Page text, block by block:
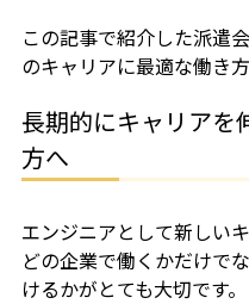
この記事で紹介した派遣
のキャリアに最適な働き
長期的にキャリアを
方へ
エンジニアとして新しい
どの企業で働くかだけで
けるかがとても大切です。